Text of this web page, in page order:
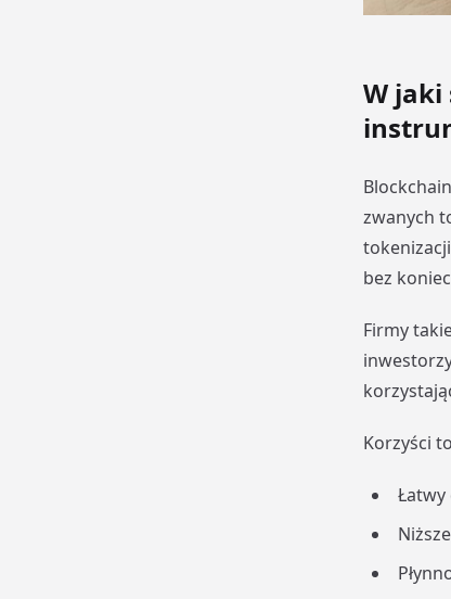
W jaki
zwanych
bez
Firmy
Korzyści